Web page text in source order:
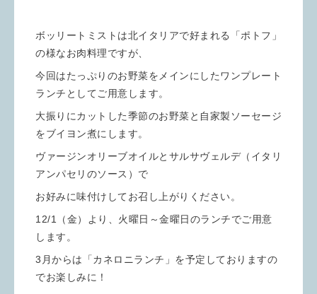
ボッリートミストは北イタリアで好まれる「ポトフ」
の様なお肉料理ですが、
今回はたっぷりのお野菜をメインにしたワンプレート
ランチとしてご用意します。
大振りにカットした季節のお野菜と自家製ソーセージ
をブイヨン煮にします。
ヴァージンオリーブオイルとサルサヴェルデ（イタリ
アンパセリのソース）で
お好みに味付けしてお召し上がりください。
12/1（金）より、火曜日～金曜日のランチでご用意
します。
3月からは「カネロニランチ」を予定しておりますの
でお楽しみに！